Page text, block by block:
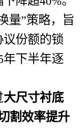
量”策略，旨
份额的锁
年下半年逐
大尺寸衬底​
割效率提升